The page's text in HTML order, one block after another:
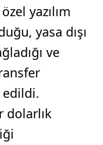
yazılım
yasa dışı
ve
dolarlık